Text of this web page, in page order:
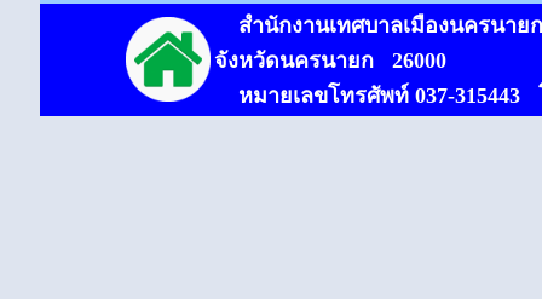
สำนักงานเทศบาลเมืองนครนาย
จังหวัดนครนายก
26000
หมายเลขโทรศัพท์ 037-315443